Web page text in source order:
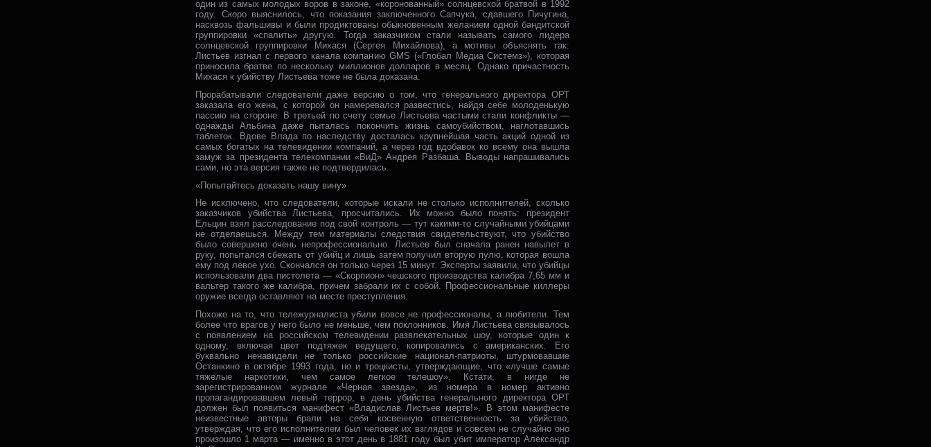
один из самых молодых воров в законе, «коронованный» солнцевской братвой в 1992
году. Скоро выяснилось, что показания заключенного Сапчука, сдавшего Пичугина,
насквозь фальшивы и были продиктованы обыкновенным желанием одной бандитской
группировки «спалить» другую. Тогда заказчиком стали называть самого лидера
солнцевской группировки Михася (Сергея Михайлова), а мотивы объяснять так:
Листьев изгнал с первого канала компанию GMS («Глобал Медиа Системз»), которая
приносила братве по нескольку миллионов долларов в месяц. Однако причастность
Михася к убийству Листьева тоже не была доказана.
Прорабатывали следователи даже версию о том, что генерального директора ОРТ
заказала его жена, с которой он намеревался развестись, найдя себе молоденькую
пассию на стороне. В третьей по счету семье Листьева частыми стали конфликты —
однажды Альбина даже пыталась покончить жизнь самоубийством, наглотавшись
таблеток. Вдове Влада по наследству досталась крупнейшая часть акций одной из
самых богатых на телевидении компаний, а через год вдобавок ко всему она вышла
замуж за президента телекомпании «ВиД» Андрея Разбаша. Выводы напрашивались
сами, но эта версия также не подтвердилась.
«Попытайтесь доказать нашу вину»
Не исключено, что следователи, которые искали не столько исполнителей, сколько
заказчиков убийства Листьева, просчитались. Их можно было понять: президент
Ельцин взял расследование под свой контроль — тут какими-то случайными убийцами
не отделаешься. Между тем материалы следствия свидетельствуют, что убийство
было совершено очень непрофессионально. Листьев был сначала ранен навылет в
руку, попытался сбежать от убийц и лишь затем получил вторую пулю, которая вошла
ему под левое ухо. Скончался он только через 15 минут. Эксперты заявили, что убийцы
использовали два пистолета — «Скорпион» чешского производства калибра 7,65 мм и
вальтер такого же калибра, причем забрали их с собой. Профессиональные киллеры
оружие всегда оставляют на месте преступления.
Похоже на то, что тележурналиста убили вовсе не профессионалы, а любители. Тем
более что врагов у него было не меньше, чем поклонников. Имя Листьева связывалось
с появлением на российском телевидении развлекательных шоу, которые один к
одному, включая цвет подтяжек ведущего, копировались с американских. Его
буквально ненавидели не только российские национал-патриоты, штурмовавшие
Останкино в октябре 1993 года, но и троцкисты, утверждающие, что «лучше самые
тяжелые наркотики, чем самое легкое телешоу». Кстати, в нигде не
зарегистрированном журнале «Черная звезда», из номера в номер активно
пропагандировавшем левый террор, в день убийства генерального директора ОРТ
должен был появиться манифест «Владислав Листьев мертв!». В этом манифесте
неизвестные авторы брали на себя косвенную ответственность за убийство,
утверждая, что его исполнителем был человек их взглядов и совсем не случайно оно
произошло 1 марта — именно в этот день в 1881 году был убит император Александр